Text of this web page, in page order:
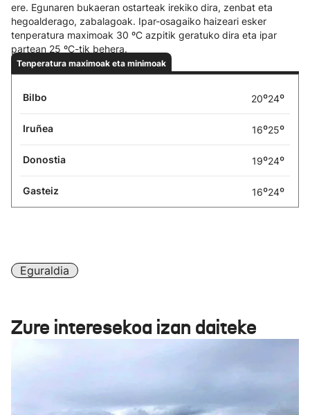
ere. Egunaren bukaeran ostarteak irekiko dira, zenbat eta
hegoalderago, zabalagoak. Ipar-osagaiko haizeari esker
tenperatura maximoak 30 ºC azpitik geratuko dira eta ipar
partean 25 ºC-tik behera.
Tenperatura maximoak eta minimoak
Bilbo 20º24º
Iruñea 16º25º
Donostia 19º24º
Gasteiz 16º24º
Eguraldia
Zure interesekoa izan daiteke